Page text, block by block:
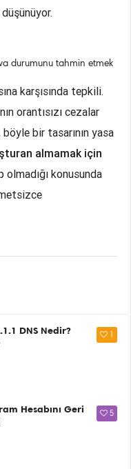
durumunu tahmin etmek
karşısında tepkili.
orantısızı cezalar
bir tasarının yasa
almamak için
olmadığı konusunda
DNS Nedir?
Hesabını Geri
5